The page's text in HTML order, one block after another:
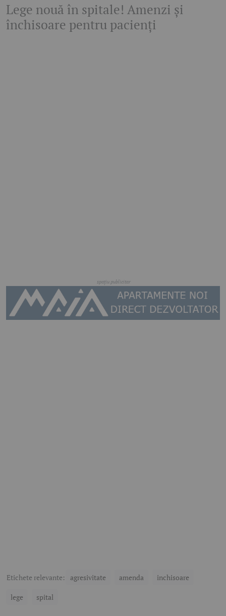
Lege nouă în spitale! Amenzi și
închisoare pentru pacienți
Etichete relevante: agresivitate amenda inchisoare
lege spital